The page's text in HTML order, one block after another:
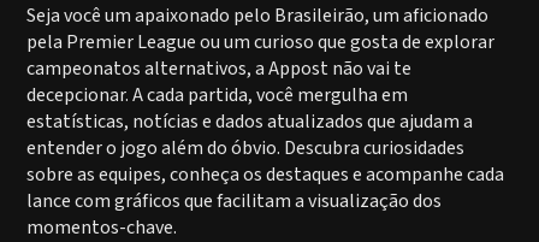
Seja você um apaixonado pelo Brasileirão, um aficionado
pela Premier League ou um curioso que gosta de explorar
campeonatos alternativos, a Appost não vai te
decepcionar. A cada partida, você mergulha em
estatísticas, notícias e dados atualizados que ajudam a
entender o jogo além do óbvio. Descubra curiosidades
sobre as equipes, conheça os destaques e acompanhe cada
lance com gráficos que facilitam a visualização dos
momentos-chave.